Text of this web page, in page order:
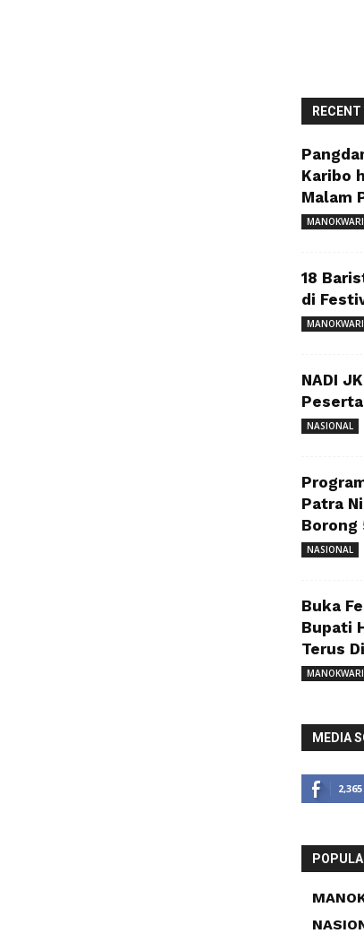
Karibo
Malam
MANOKWARI
18
di
MANOKWARI
NADI
NASIONAL
Patra
Borong
NASIONAL
Buka
Bupati
Terus
MANOKWARI
MEDIA
2,365